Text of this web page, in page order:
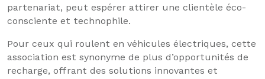
partenariat, peut espérer attirer une clientèle éco-
consciente et technophile.
Pour ceux qui roulent en véhicules électriques, cette
association est synonyme de plus d’opportunités de
recharge, offrant des solutions innovantes et